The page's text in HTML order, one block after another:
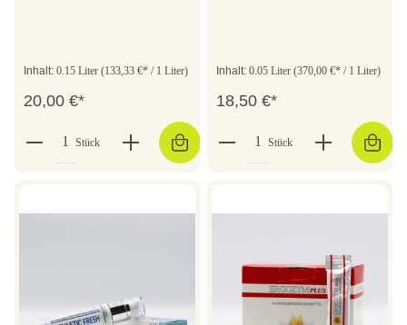
Inhalt: 0.15 Liter (133,33 €* / 1 Liter)
20,00 €*
Stück
Inhalt: 0.05 Liter (370,00 €* / 1 Liter)
18,50 €*
Stück